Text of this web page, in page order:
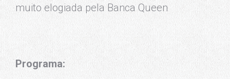
muito elogiada pela Banca Queen
Programa: